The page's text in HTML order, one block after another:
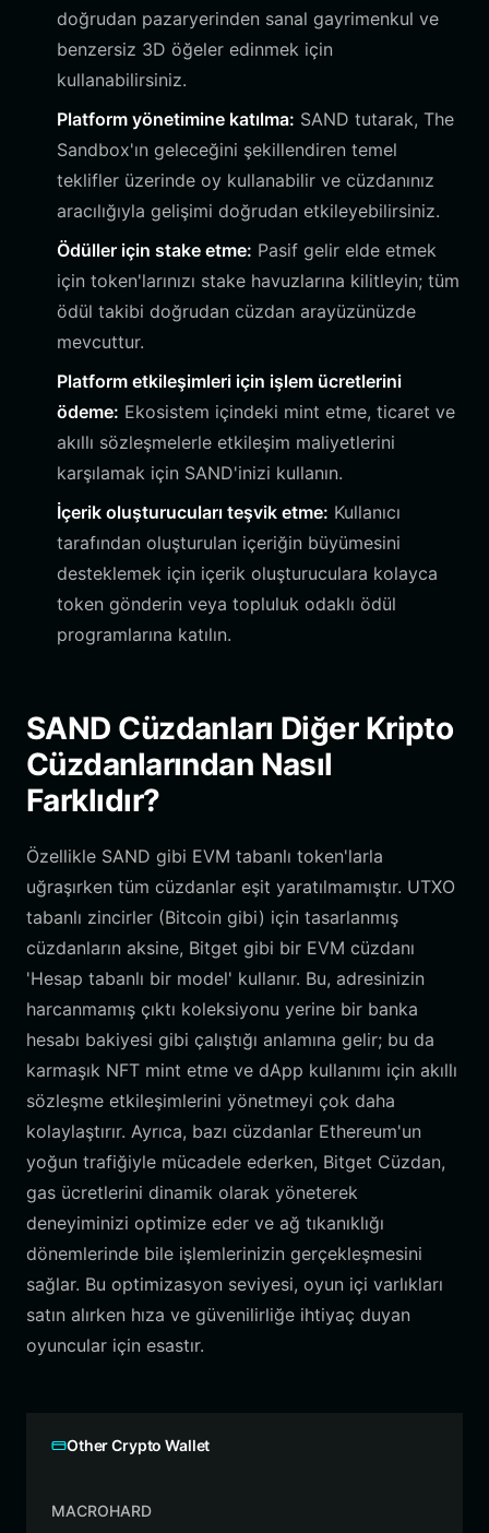
doğrudan pazaryerinden sanal gayrimenkul ve
benzersiz 3D öğeler edinmek için
kullanabilirsiniz.
Platform yönetimine katılma: SAND tutarak, The
Sandbox'ın geleceğini şekillendiren temel
teklifler üzerinde oy kullanabilir ve cüzdanınız
aracılığıyla gelişimi doğrudan etkileyebilirsiniz.
Ödüller için stake etme: Pasif gelir elde etmek
için token'larınızı stake havuzlarına kilitleyin; tüm
ödül takibi doğrudan cüzdan arayüzünüzde
mevcuttur.
Platform etkileşimleri için işlem ücretlerini
ödeme: Ekosistem içindeki mint etme, ticaret ve
akıllı sözleşmelerle etkileşim maliyetlerini
karşılamak için SAND'inizi kullanın.
İçerik oluşturucuları teşvik etme: Kullanıcı
tarafından oluşturulan içeriğin büyümesini
desteklemek için içerik oluşturuculara kolayca
token gönderin veya topluluk odaklı ödül
programlarına katılın.
SAND Cüzdanları Diğer Kripto
Cüzdanlarından Nasıl
Farklıdır?
Özellikle SAND gibi EVM tabanlı token'larla
uğraşırken tüm cüzdanlar eşit yaratılmamıştır. UTXO
tabanlı zincirler (Bitcoin gibi) için tasarlanmış
cüzdanların aksine, Bitget gibi bir EVM cüzdanı
'Hesap tabanlı bir model' kullanır. Bu, adresinizin
harcanmamış çıktı koleksiyonu yerine bir banka
hesabı bakiyesi gibi çalıştığı anlamına gelir; bu da
karmaşık NFT mint etme ve dApp kullanımı için akıllı
sözleşme etkileşimlerini yönetmeyi çok daha
kolaylaştırır. Ayrıca, bazı cüzdanlar Ethereum'un
yoğun trafiğiyle mücadele ederken, Bitget Cüzdan,
gas ücretlerini dinamik olarak yöneterek
deneyiminizi optimize eder ve ağ tıkanıklığı
dönemlerinde bile işlemlerinizin gerçekleşmesini
sağlar. Bu optimizasyon seviyesi, oyun içi varlıkları
satın alırken hıza ve güvenilirliğe ihtiyaç duyan
oyuncular için esastır.
Other Crypto Wallet
MACROHARD